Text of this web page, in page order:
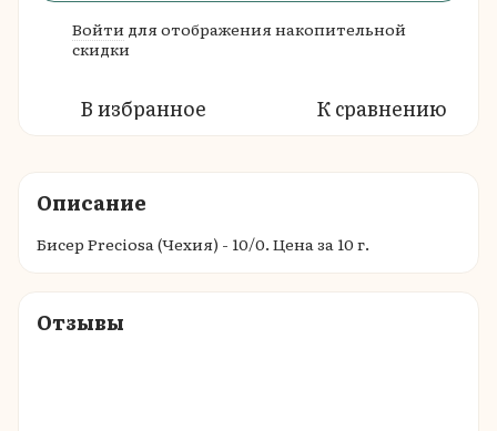
Войти для отображения накопительной
скидки
В избранное К сравнению
Описание
Бисер Preciosa (Чехия) - 10/0. Цена за 10 г.
Отзывы